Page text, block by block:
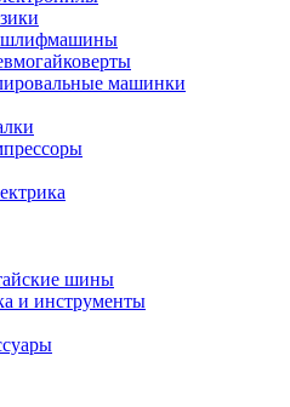
шлифмашины
машинки
шины
и инструменты